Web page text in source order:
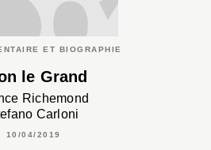
ET BIOGRAPHIE
le Grand
Richemond
Carloni
10/04/2019